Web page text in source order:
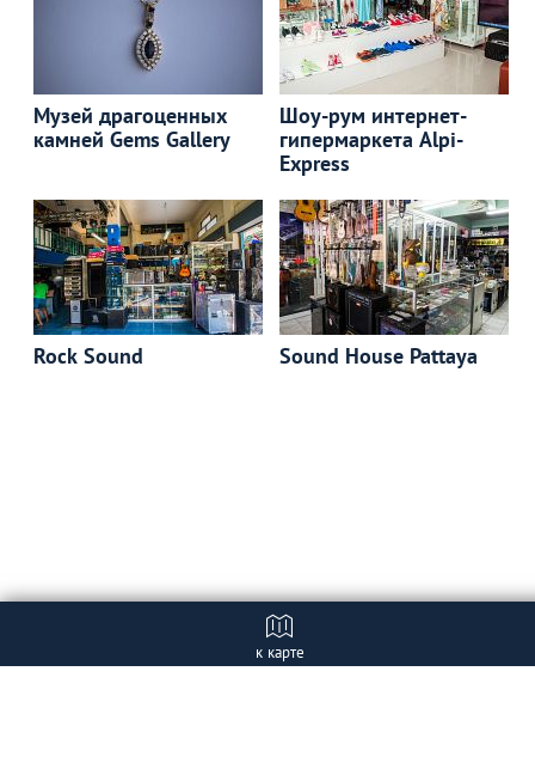
Музей драгоценных
камней Gems Gallery
Шоу-рум интернет-
гипермаркета Alpi-
Express
Rock Sound Sound House Pattaya
к карте